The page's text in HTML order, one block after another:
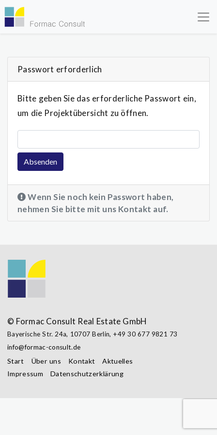
Passwort erforderlich
Bitte geben Sie das erforderliche Passwort ein,
um die Projektübersicht zu öffnen.
Passwort
Absenden
Wenn Sie noch kein Passwort haben,
nehmen Sie bitte mit uns Kontakt auf.
© Formac Consult Real Estate GmbH
Bayerische Str. 24a, 10707 Berlin, +49 30 677 9821 73
info@formac-consult.de
Start Über uns Kontakt
Aktuelles
Impressum
Datenschutzerklärung